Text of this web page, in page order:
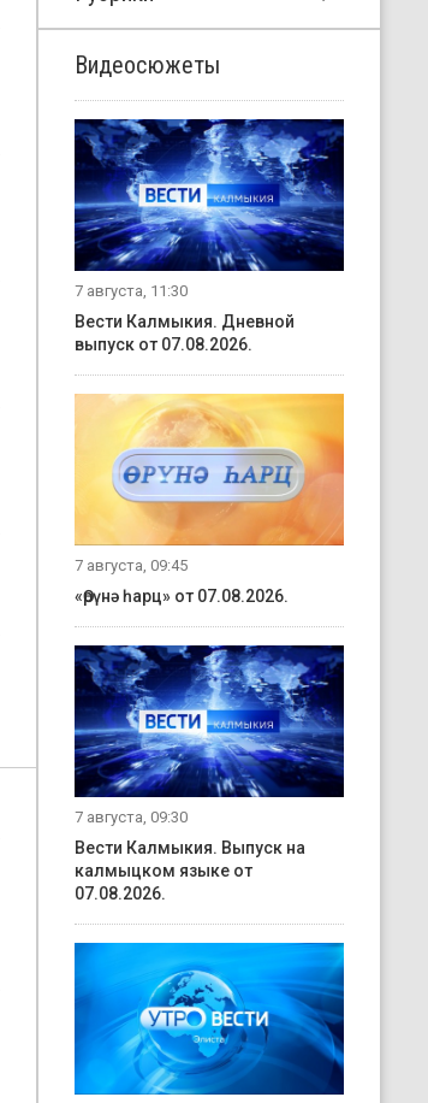
Видеосюжеты
7 августа, 11:30
Вести Калмыкия. Дневной
выпуск от 07.08.2026.
7 августа, 09:45
«Өрүнә һарц» от 07.08.2026.
7 августа, 09:30
Вести Калмыкия. Выпуск на
калмыцком языке от
07.08.2026.